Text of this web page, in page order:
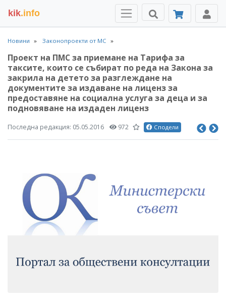
kik.info
Новини Законопроекти от МС
Проект на ПМС за приемане на Тарифа за
таксите, които се събират по реда на Закона за
закрила на детето за разглеждане на
документите за издаване на лиценз за
предоставяне на социална услуга за деца и за
подновяване на издаден лиценз
Последна редакция: 05.05.2016 972 Сподели